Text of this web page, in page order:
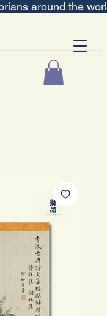
around the